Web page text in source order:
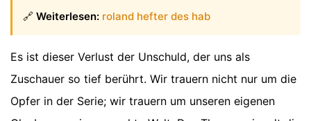
🔗 Weiterlesen: roland hefter des hab
Es ist dieser Verlust der Unschuld, der uns als
Zuschauer so tief berührt. Wir trauern nicht nur um die
Opfer in der Serie; wir trauern um unseren eigenen